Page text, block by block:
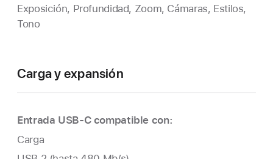
Exposición, Profundidad, Zoom, Cámaras, Estilos,
Tono
Carga y expansión
Entrada USB‑C compatible con:
Carga